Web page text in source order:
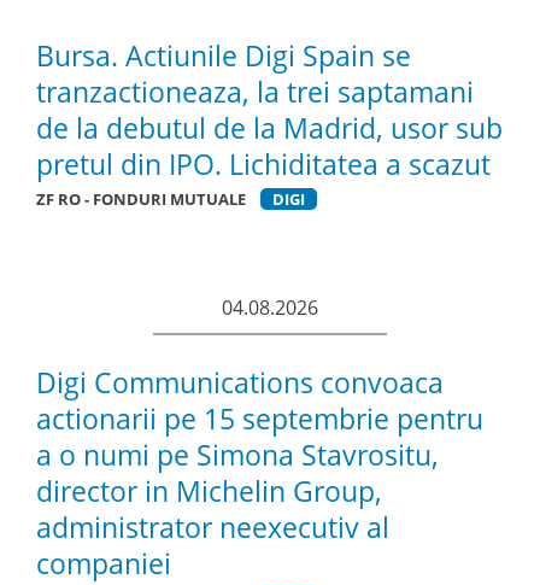
Bursa. Actiunile Digi Spain se
tranzactioneaza, la trei saptamani
de la debutul de la Madrid, usor sub
pretul din IPO. Lichiditatea a scazut
ZF RO - FONDURI MUTUALE DIGI
04.08.2026
Digi Communications convoaca
actionarii pe 15 septembrie pentru
a o numi pe Simona Stavrositu,
director in Michelin Group,
administrator neexecutiv al
companiei